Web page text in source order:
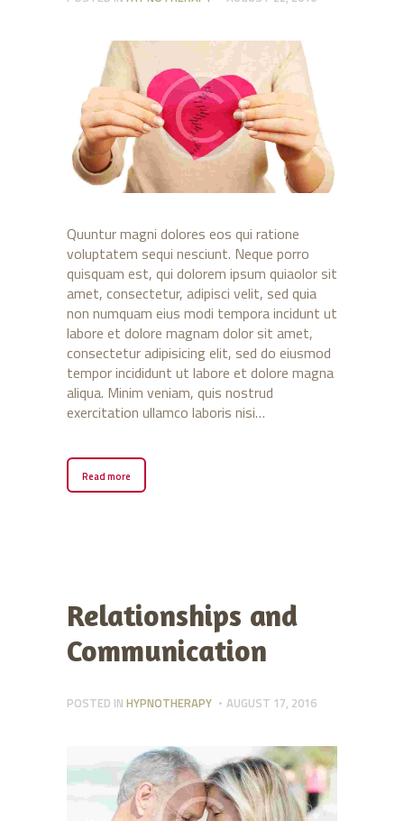
Quuntur magni dolores eos qui ratione
voluptatem sequi nesciunt. Neque porro
quisquam est, qui dolorem ipsum quiaolor sit
amet, consectetur, adipisci velit, sed quia
non numquam eius modi tempora incidunt ut
labore et dolore magnam dolor sit amet,
consectetur adipisicing elit, sed do eiusmod
tempor incididunt ut labore et dolore magna
aliqua. Minim veniam, quis nostrud
exercitation ullamco laboris nisi…
Read more
Relationships and
Communication
POSTED IN HYPNOTHERAPY AUGUST 17, 2016